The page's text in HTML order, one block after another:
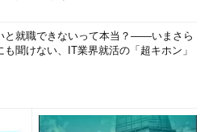
と就職できないって本当？――いまさら
も聞けない、IT業界就活の「超キホン」